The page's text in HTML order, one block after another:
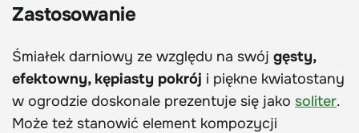
Zastosowanie
Śmiałek darniowy ze względu na swój gęsty,
efektowny, kępiasty pokrój i piękne kwiatostany
w ogrodzie doskonale prezentuje się jako soliter.
Może też stanowić element kompozycji